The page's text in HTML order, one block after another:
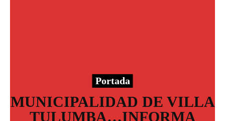
Portada
MUNICIPALIDAD DE VILLA
TULUMBA…INFORMA